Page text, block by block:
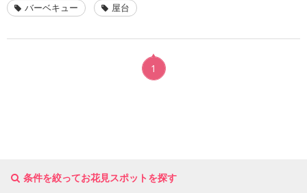
バーベキュー 屋台
1
条件を絞ってお花見スポットを探す